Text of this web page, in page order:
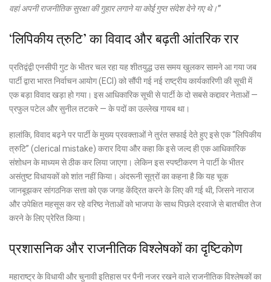
वहां अपनी राजनीतिक सुरक्षा की गुहार लगाने या कोई गुप्त संदेश देने गए थे।”
‘लिपिकीय त्रुटि’ का विवाद और बढ़ती आंतरिक रार
प्रतिद्वंद्वी एनसीपी गुट के भीतर चल रहा यह शीतयुद्ध उस समय खुलकर सामने आ गया जब
पार्टी द्वारा भारत निर्वाचन आयोग (ECI) को सौंपी गई नई राष्ट्रीय कार्यकारिणी की सूची में
एक बड़ा विवाद खड़ा हो गया। इस आधिकारिक सूची से पार्टी के दो सबसे कद्दावर नेताओं —
प्रफुल पटेल और सुनील तटकरे — के पदों का उल्लेख गायब था।
हालांकि, विवाद बढ़ने पर पार्टी के मुख्य प्रवक्ताओं ने तुरंत सफाई देते हुए इसे एक “लिपिकीय
त्रुटि” (clerical mistake) करार दिया और कहा कि इसे जल्द ही एक आधिकारिक
संशोधन के माध्यम से ठीक कर लिया जाएगा। लेकिन इस स्पष्टीकरण ने पार्टी के भीतर
असंतुष्ट विधायकों को शांत नहीं किया। अंदरूनी सूत्रों का कहना है कि यह चूक
जानबूझकर सांगठनिक सत्ता को एक जगह केंद्रित करने के लिए की गई थी, जिसने नाराज
और उपेक्षित महसूस कर रहे वरिष्ठ नेताओं को भाजपा के साथ पिछले दरवाजे से बातचीत तेज
करने के लिए प्रेरित किया।
प्रशासनिक और राजनीतिक विश्लेषकों का दृष्टिकोण
महाराष्ट्र के विधायी और चुनावी इतिहास पर पैनी नजर रखने वाले राजनीतिक विश्लेषकों का